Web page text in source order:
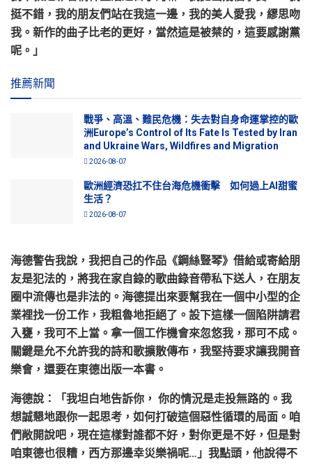
挺不錯，我的朋友們站在我這一邊，我的美人愛我，繆思吻
我。新作的曲子比老的更好，當然這是被禁的，這要感謝黨
呢。」
推薦新聞
戰爭、高溫、難民危機：失去對自身命運掌控的歐
洲Europe’s Control of Its Fate Is Tested by Iran
and Ukraine Wars, Wildfires and Migration
2026-08-07
歐洲經濟恐扛不住台海危機衝擊 如何過上AI甜蜜
生活？
2026-08-07
海德警告我說，我把自己的作品《鋼絲豎琴》借給或寄給朋
友是犯法的，將我在家自錄的歌曲錄音帶私下送人，在朋友
圈中流傳也是非法的。海德提出來要幫我在一個中小型的企
業裡找一份工作，我粗魯地拒絕了。設下這樣一個陷阱請君
入甕，我可不上當。拿一個工作機會來忽悠我，那可不成。
關鍵是允不允許我的詩和歌擴散傳布，我堅持要求讓我開音
樂會，還要在東德出版一本書。
海德說：「我坦白地告訴你， 你的情況是走投無路的。我
想誠懇地跟你一起思考，如何打破這個惡性循環的局面。咱
們敞開說吧，現在這樣對誰都不好，對你更是不好，但是對
咱東德也很糟，西方那邊幸災樂禍呢…」我點頭，他說得不